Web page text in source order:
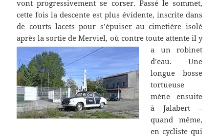
vont progressivement se corser. Passé le sommet,
cette fois la descente est plus évidente, inscrite dans
de courts lacets pour s’épuiser au cimetière isolé
après la sortie de Merviel, où contre toute attente il y
a un robinet
d’eau. Une
longue bosse
tortueuse
mène ensuite
à Jalabert –
quand même,
en cycliste qui